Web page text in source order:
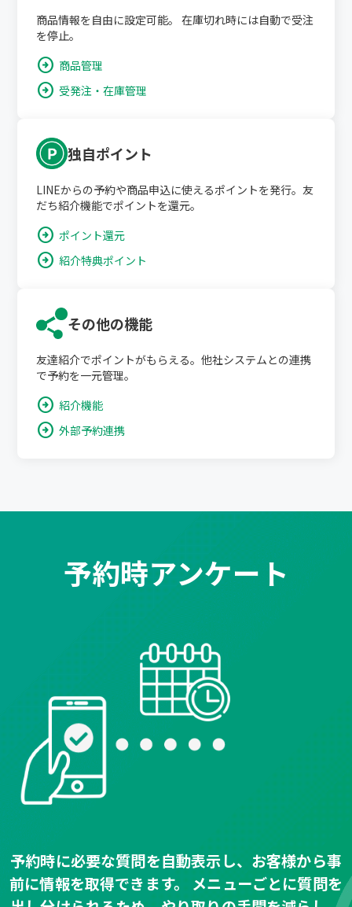
商品情報を自由に設定可能。 在庫切れ時には自動で受注
を停止。
arrow_circle_right 商品管理
arrow_circle_right 受発注・在庫管理
独自ポイント
LINEからの予約や商品申込に使えるポイントを発行。友
だち紹介機能でポイントを還元。
arrow_circle_right ポイント還元
arrow_circle_right 紹介特典ポイント
その他の機能
友達紹介でポイントがもらえる。他社システムとの連携
で予約を一元管理。
arrow_circle_right 紹介機能
arrow_circle_right 外部予約連携
予約時アンケート
予約時に必要な質問を自動表示し、お客様から事
前に情報を取得できます。 メニューごとに質問を